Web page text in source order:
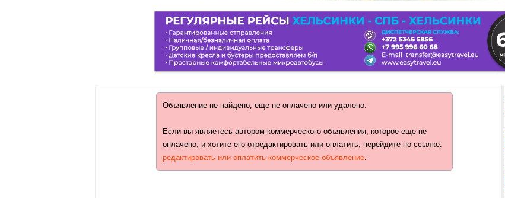
Объявление не найдено, еще не оплачено или удалено.
Если вы являетесь автором коммерческого объявления, которое еще не
оплачено, и хотите его отредактировать или оплатить, перейдите по ссылке:
редактировать или оплатить коммерческое объявление.